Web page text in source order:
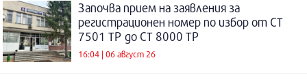
Започва прием на заявления за
регистрационен номер по избор от СТ
7501 ТР до СТ 8000 ТР
16:04 | 06 август 26